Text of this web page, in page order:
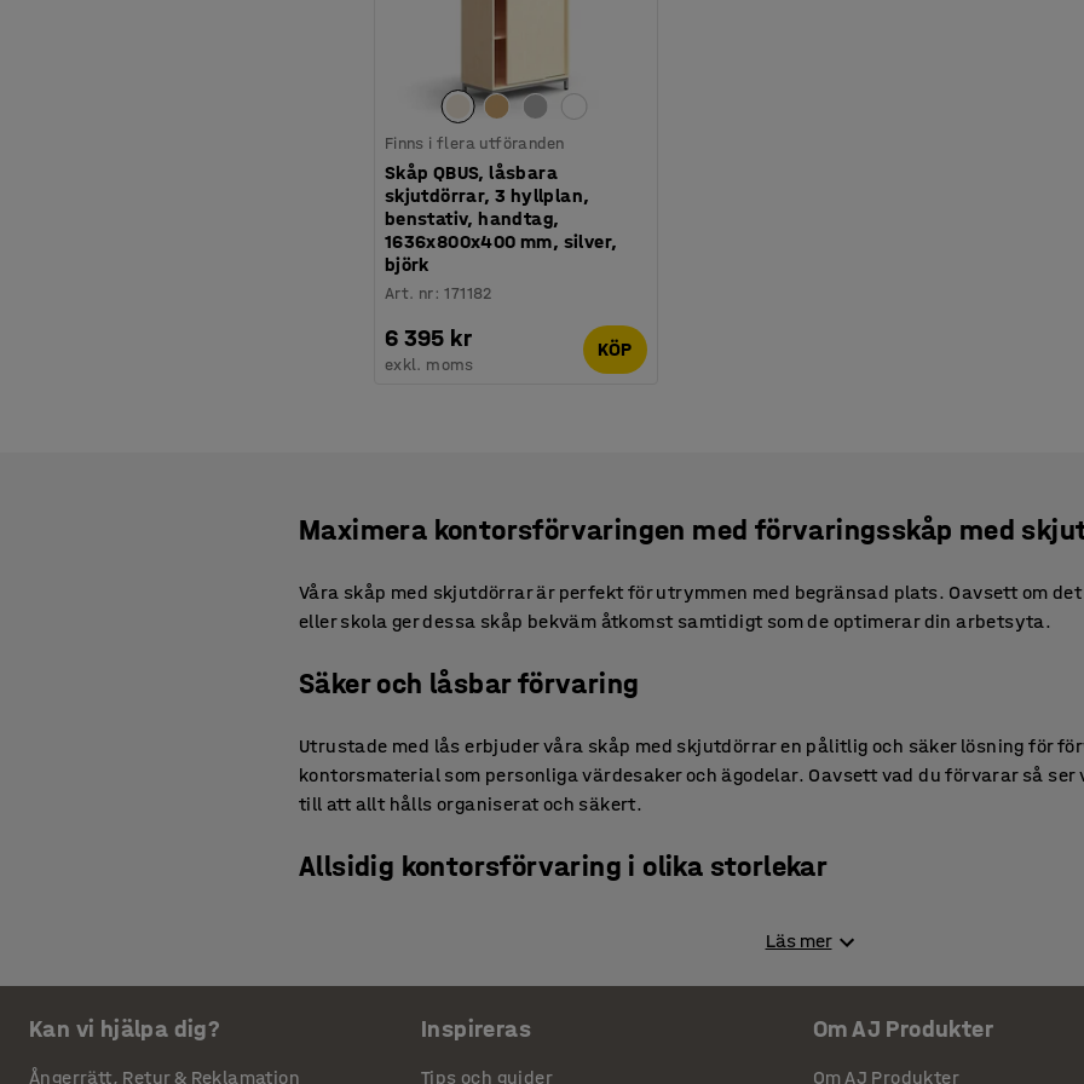
Finns i flera utföranden
Skåp QBUS, låsbara
skjutdörrar, 3 hyllplan,
benstativ, handtag,
1636x800x400 mm, silver,
björk
Art. nr:171182
6 395 kr
exkl. moms
KÖP
Maximera kontorsförvaringen med förvaringsskåp med
Våra skåp med skjutdörrar är perfekt för utrymmen med begränsad plats. Oavsett om
eller skola ger dessa skåp bekväm åtkomst samtidigt som de optimerar din arbetsyta.
Säker och låsbar förvaring
Utrustade med lås erbjuder våra skåp med skjutdörrar en pålitlig och säker lösning för
kontorsmaterial som personliga värdesaker och ägodelar. Oavsett vad du förvarar så
till att allt hålls organiserat och säkert.
Allsidig kontorsförvaring i olika storlekar
som passar just dig och dina behov. Du kan dessutom välja mellan flera olika färger och
Utöver våra skåp med skjutdörrar kan du också kolla in våra andra platseffektiva
ochsidoskåp!
Läs mer
Kan vi hjälpa dig?
Ångerrätt, Retur & Reklamation
Inspireras
Tips och guider
Om AJ Produkter
Om AJ Produkter